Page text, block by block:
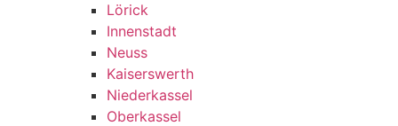
Lörick
Innenstadt
Neuss
Kaiserswerth
Niederkassel
Oberkassel